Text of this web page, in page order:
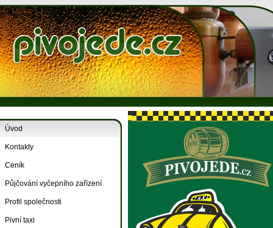
Úvod
Kontakty
Ceník
Půjčování vyčepního zařízení
Profil společnosti
Pivní taxi